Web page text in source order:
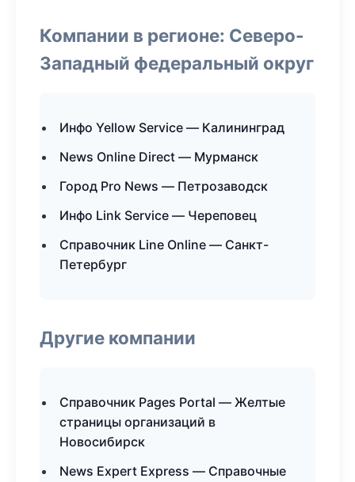
Компании в регионе: Северо-
Западный федеральный округ
Инфо Yellow Service — Калининград
News Online Direct — Мурманск
Город Pro News — Петрозаводск
Инфо Link Service — Череповец
Справочник Line Online — Санкт-
Петербург
Другие компании
Справочник Pages Portal — Желтые
страницы организаций в
Новосибирск
News Expert Express — Справочные